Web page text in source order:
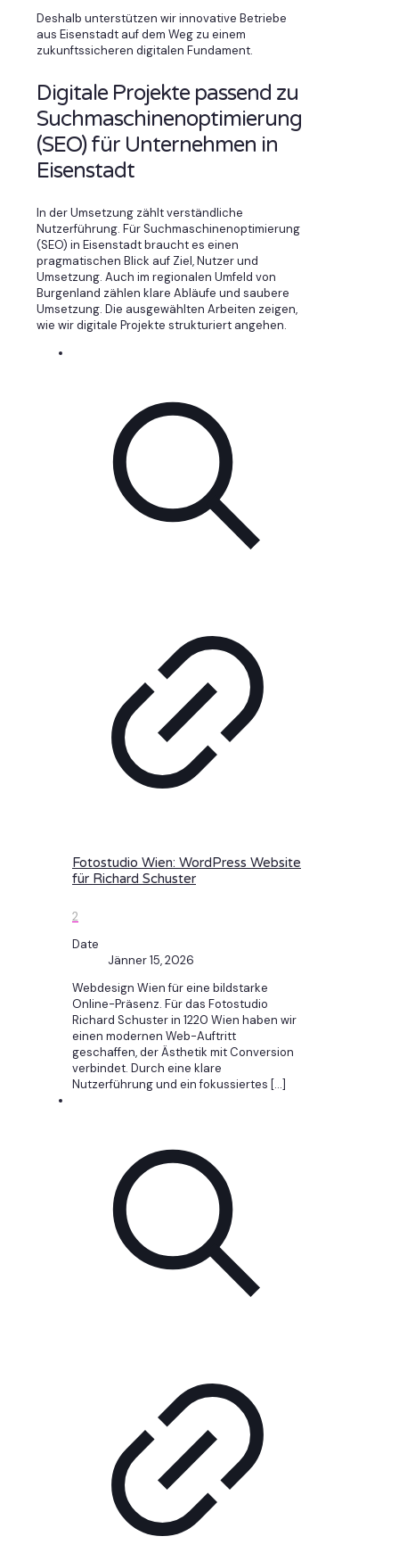
Deshalb unterstützen wir innovative Betriebe
aus Eisenstadt auf dem Weg zu einem
zukunftssicheren digitalen Fundament.
Digitale Projekte passend zu
Suchmaschinenoptimierung
(SEO) für Unternehmen in
Eisenstadt
In der Umsetzung zählt verständliche
Nutzerführung. Für Suchmaschinenoptimierung
(SEO) in Eisenstadt braucht es einen
pragmatischen Blick auf Ziel, Nutzer und
Umsetzung. Auch im regionalen Umfeld von
Burgenland zählen klare Abläufe und saubere
Umsetzung. Die ausgewählten Arbeiten zeigen,
wie wir digitale Projekte strukturiert angehen.
Fotostudio Wien: WordPress Website
für Richard Schuster
2
Date
Jänner 15, 2026
Webdesign Wien für eine bildstarke
Online-Präsenz. Für das Fotostudio
Richard Schuster in 1220 Wien haben wir
einen modernen Web-Auftritt
geschaffen, der Ästhetik mit Conversion
verbindet. Durch eine klare
Nutzerführung und ein fokussiertes […]